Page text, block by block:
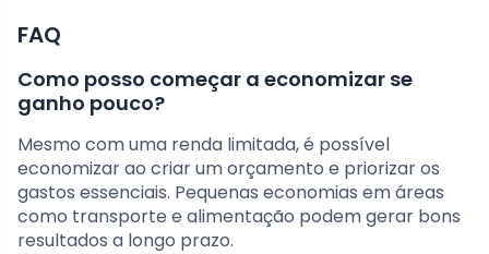
FAQ
Como posso começar a economizar se
ganho pouco?
Mesmo com uma renda limitada, é possível
economizar ao criar um orçamento e priorizar os
gastos essenciais. Pequenas economias em áreas
como transporte e alimentação podem gerar bons
resultados a longo prazo.